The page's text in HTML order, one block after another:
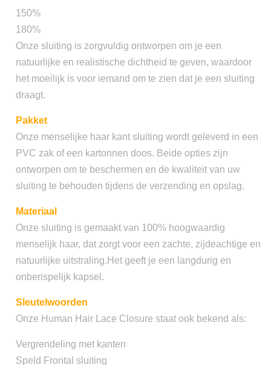
150%
180%
Onze sluiting is zorgvuldig ontworpen om je een
natuurlijke en realistische dichtheid te geven, waardoor
het moeilijk is voor iemand om te zien dat je een sluiting
draagt.
Pakket
Onze menselijke haar kant sluiting wordt geleverd in een
PVC zak of een kartonnen doos. Beide opties zijn
ontworpen om te beschermen en de kwaliteit van uw
sluiting te behouden tijdens de verzending en opslag.
Materiaal
Onze sluiting is gemaakt van 100% hoogwaardig
menselijk haar, dat zorgt voor een zachte, zijdeachtige en
natuurlijke uitstraling.Het geeft je een langdurig en
onberispelijk kapsel.
Sleutelwoorden
Onze Human Hair Lace Closure staat ook bekend als:
Vergrendeling met kanten
Speld Frontal sluiting